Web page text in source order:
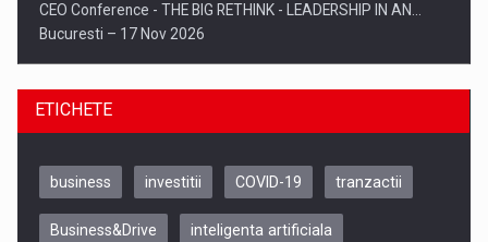
CEO Conference - THE BIG RETHINK - LEADERSHIP IN AN…
Bucuresti – 17 Nov 2026
ETICHETE
business investitii COVID-19 tranzactii
Business&Drive inteligenta artificiala